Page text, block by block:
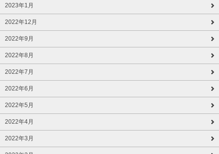
2023年1月
2022年12月
2022年9月
2022年8月
2022年7月
2022年6月
2022年5月
2022年4月
2022年3月